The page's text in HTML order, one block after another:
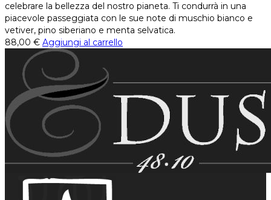
celebrare la bellezza del nostro pianeta. Ti condurrà in una
piacevole passeggiata con le sue note di muschio bianco e
vetiver, pino siberiano e menta selvatica.
88,00 € Aggiungi al carrello